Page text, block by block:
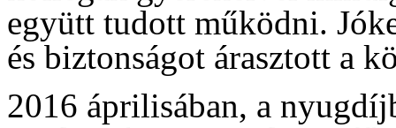
együtt tudott működni.
és biztonságot árasztott a
2016 áprilisában, a